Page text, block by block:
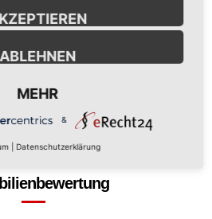
dass eine Immobilie weiterhin langfristig
werden
ABLEHNEN
MEHR
&
Datenschutzerklärung